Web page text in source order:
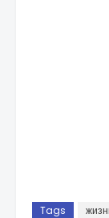
Tags